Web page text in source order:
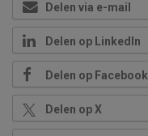
Delen via e-mail
Delen op LinkedIn
Delen op Facebook
Delen op X